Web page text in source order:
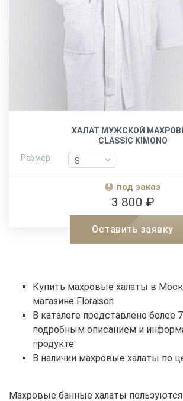
ХАЛАТ МУЖСКОЙ
CLASSIC KIMONO
Размер
S
S
под заказ
3 800 ₽
Оставить заявку
Купить махровые халаты в
магазине Floraison
В каталоге представлено более
подробным описанием и
продукте
В наличии махровые халаты по
Махровые банные халаты